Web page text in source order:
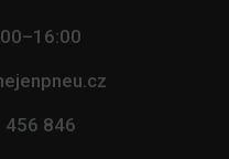
456 846